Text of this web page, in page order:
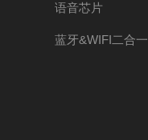
语音芯片
蓝牙&WIFI二合一